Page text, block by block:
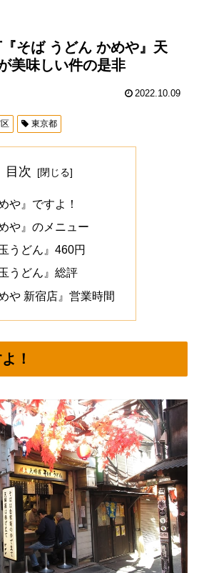
そば うどん かめや』天
美味しい件の是非
2022.10.09
東京都
目次
や』ですよ！
めや』のメニュー
玉うどん』460円
玉うどん』総評
めや 新宿店』営業時間
！